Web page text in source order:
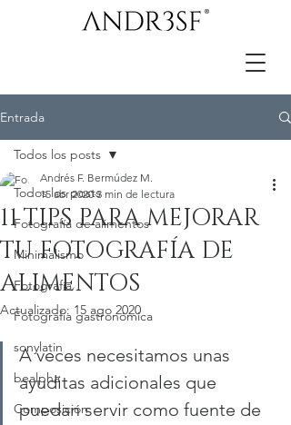
Entrada
Todos los posts
Fotografía de alimentos
Minimalismo
Fotografía
Fotografía gastronómica
sonylatin
bealpha
Composición
Todos los posts
11 TIPS PARA MEJORAR
TU FOTOGRAFÍA DE
ALIMENTOS
Andrés F. Bermúdez M.
15 abr 2020 3 min de lectura
Actualizado: 15 ago 2020
A veces necesitamos unas
ayuditas adicionales que
puedan servir como fuente de